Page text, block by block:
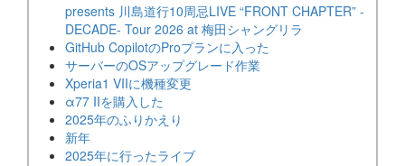
presents 川島道行10周忌LIVE “FRONT CHAPTER” -
DECADE- Tour 2026 at 梅田シャングリラ
GitHub CopilotのProプランに入った
サーバーのOSアップグレード作業
Xperia1 VIIに機種変更
α77 IIを購入した
2025年のふりかえり
新年
2025年に行ったライブ